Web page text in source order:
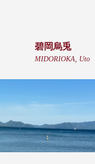
碧岡烏兎
MIDORIOKA, Uto